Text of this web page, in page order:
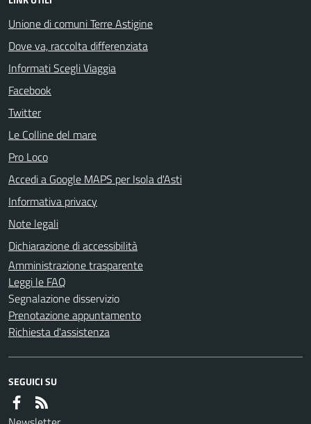
Unione di comuni Terre Astigine
Dove va, raccolta differenziata
Informati Scegli Viaggia
Facebook
Twitter
Le Colline del mare
Pro Loco
Accedi a Google MAPS per Isola d'Asti
Informativa privacy
Note legali
Dichiarazione di accessibilità
Amministrazione trasparente
Leggi le FAQ
Segnalazione disservizio
Prenotazione appuntamento
Richiesta d'assistenza
SEGUICI SU